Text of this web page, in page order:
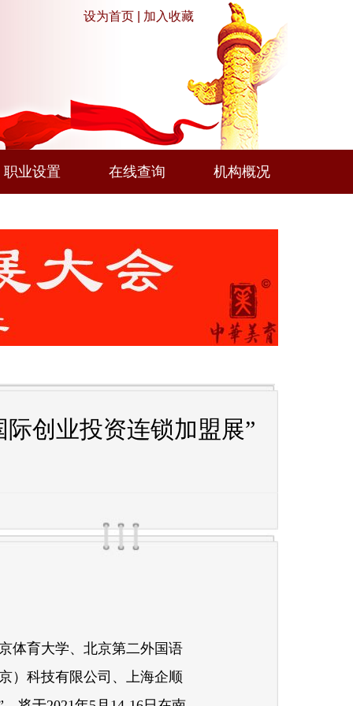
设为首页 加入收藏
职业设置 在线查询 机构概况
创业投资连锁加盟展”
体育大学、北京第二外国语
）科技有限公司、上海企顺